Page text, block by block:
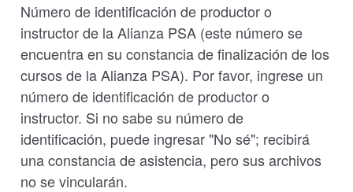
Número de identificación de productor o
instructor de la Alianza PSA (este número se
encuentra en su constancia de finalización de los
cursos de la Alianza PSA). Por favor, ingrese un
número de identificación de productor o
instructor. Si no sabe su número de
identificación, puede ingresar "No sé"; recibirá
una constancia de asistencia, pero sus archivos
no se vincularán.